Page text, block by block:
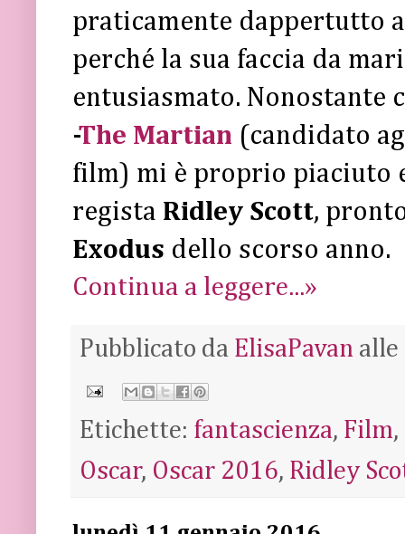
praticamente dappertutto
perché la sua faccia da
entusiasmato. Nonostante
-The Martian (candidato
film) mi è proprio piaciuto
regista Ridley Scott,
Exodus dello scorso anno.
Continua a leggere...»
Pubblicato da ElisaPavan alle
Etichette: fantascienza, Film,
Oscar, Oscar 2016, Ridley